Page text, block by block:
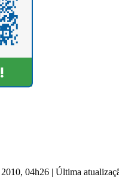
04h26 | Última